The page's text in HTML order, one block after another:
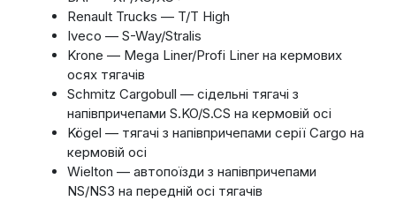
Renault Trucks — T/T High
Iveco — S-Way/Stralis
Krone — Mega Liner/Profi Liner на кермових
осях тягачів
Schmitz Cargobull — сідельні тягачі з
напівпричепами S.KO/S.CS на кермовій осі
Kögel — тягачі з напівпричепами серії Cargo на
кермовій осі
Wielton — автопоїзди з напівпричепами
NS/NS3 на передній осі тягачів